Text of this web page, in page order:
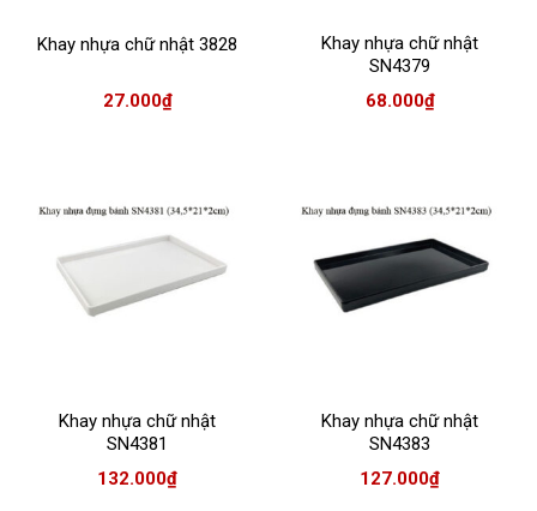
Khay nhựa chữ nhật 3828
27.000₫
Khay nhựa chữ nhật
SN4379
68.000₫
Khay nhựa chữ nhật
SN4381
132.000₫
Khay nhựa chữ nhật
SN4383
127.000₫